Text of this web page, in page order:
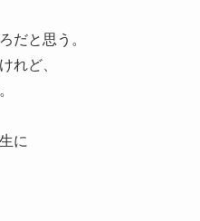
だと思う。
れど、
に